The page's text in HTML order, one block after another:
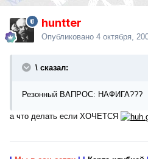
huntter
Опубликовано 4 октября,
\ сказал:
Резонный ВАПРОС: НАФИГА???
а что делать если ХОЧЕТСЯ